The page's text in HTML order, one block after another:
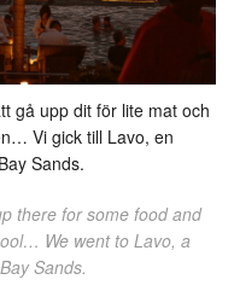
gå upp dit för lite mat och
Vi gick till Lavo, en
Sands.
there for some food and
We went to Lavo, a
Sands.